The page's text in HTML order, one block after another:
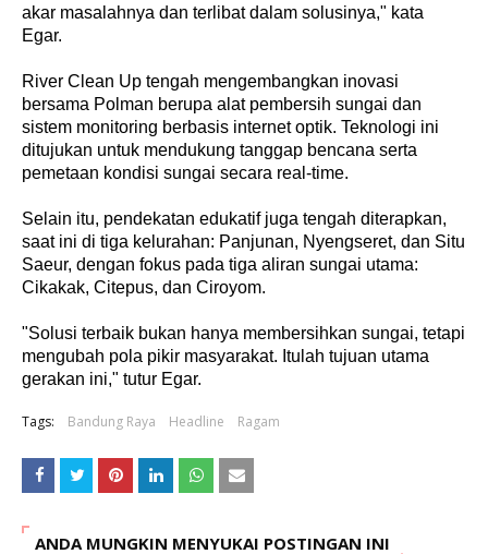
akar masalahnya dan terlibat dalam solusinya," kata
Egar.
River Clean Up tengah mengembangkan inovasi
bersama Polman berupa alat pembersih sungai dan
sistem monitoring berbasis internet optik. Teknologi ini
ditujukan untuk mendukung tanggap bencana serta
pemetaan kondisi sungai secara real-time.
Selain itu, pendekatan edukatif juga tengah diterapkan,
saat ini di tiga kelurahan: Panjunan, Nyengseret, dan Situ
Saeur, dengan fokus pada tiga aliran sungai utama:
Cikakak, Citepus, dan Ciroyom.
"Solusi terbaik bukan hanya membersihkan sungai, tetapi
mengubah pola pikir masyarakat. Itulah tujuan utama
gerakan ini," tutur Egar.
Tags: Bandung Raya Headline Ragam
ANDA MUNGKIN MENYUKAI POSTINGAN INI